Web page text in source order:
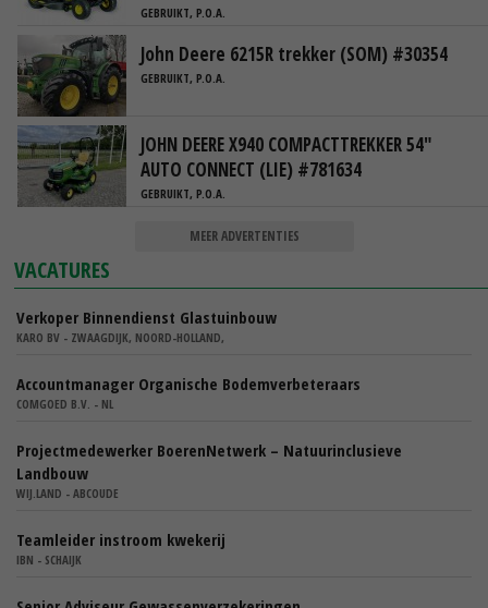
GEBRUIKT, P.O.A.
John Deere 6215R trekker (SOM) #30354
GEBRUIKT, P.O.A.
JOHN DEERE X940 COMPACTTREKKER 54"
AUTO CONNECT (LIE) #781634
GEBRUIKT, P.O.A.
MEER ADVERTENTIES
VACATURES
Verkoper Binnendienst Glastuinbouw
KARO BV - ZWAAGDIJK, NOORD-HOLLAND,
Accountmanager Organische Bodemverbeteraars
COMGOED B.V. - NL
Projectmedewerker BoerenNetwerk – Natuurinclusieve
Landbouw
WIJ.LAND - ABCOUDE
Teamleider instroom kwekerij
IBN - SCHAIJK